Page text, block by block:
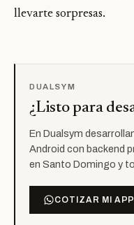
llevarte sorpresas.
DUALSYM
¿Listo para
En Dualsym
Android con backend
en Santo Domingo y
COTIZAR MI